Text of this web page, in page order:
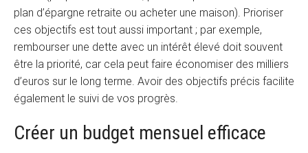
plan d’épargne retraite ou acheter une maison). Prioriser
ces objectifs est tout aussi important ; par exemple,
rembourser une dette avec un intérêt élevé doit souvent
être la priorité, car cela peut faire économiser des milliers
d’euros sur le long terme. Avoir des objectifs précis facilite
également le suivi de vos progrès.
Créer un budget mensuel efficace